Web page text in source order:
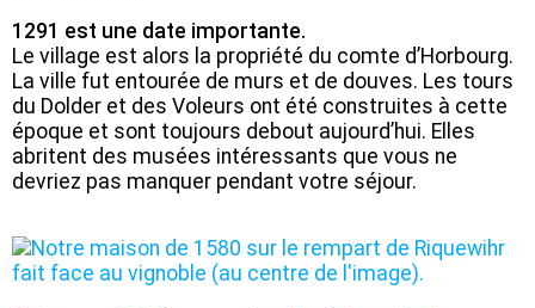
1291 est une date importante.
Le village est alors la propriété du comte d’Horbourg.
La ville fut entourée de murs et de douves. Les tours
du Dolder et des Voleurs ont été construites à cette
époque et sont toujours debout aujourd’hui. Elles
abritent des musées intéressants que vous ne
devriez pas manquer pendant votre séjour.